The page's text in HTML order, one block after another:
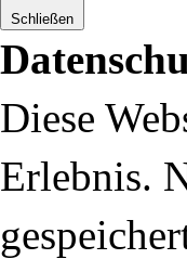
Schließen
Diese
Erlebnis.